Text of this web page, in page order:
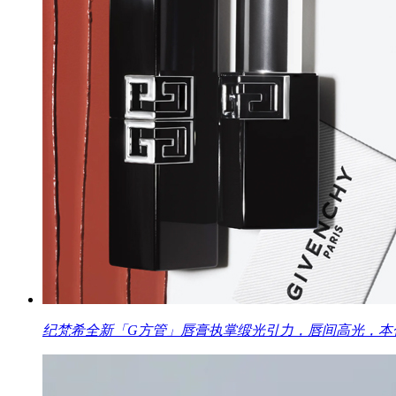
纪梵希全新「G方管」唇膏执掌缎光引力，唇间高光，本